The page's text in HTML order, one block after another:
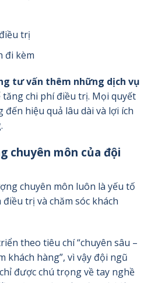
trị
đi kèm
tư vấn thêm những dịch vụ
tăng chi phí điều trị. Mọi quyết
hiệu quả lâu dài và lợi ích
chuyên môn của đội
chuyên môn luôn là yếu tố
trị và chăm sóc khách
theo tiêu chí “chuyên sâu –
khách hàng”, vì vậy đội ngũ
được chú trọng về tay nghề